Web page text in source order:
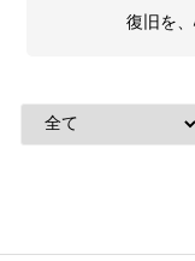
復旧を